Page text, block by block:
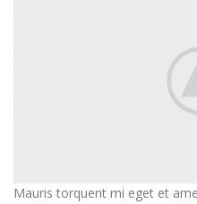
Mauris torquent mi eget et